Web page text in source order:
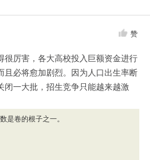
赞
很厉害，各大高校投入巨额资金进行
且必将愈加剧烈。因为人口出生率断
闭一大批，招生竞争只能越来越激
是卷的根子之一。